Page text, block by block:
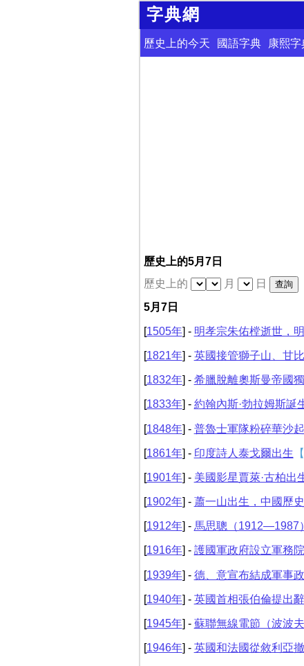
字典網
歷史上的今天 國語字典 康熙字
歷史上的5月7日
歷史上的
月
日
5月7日
[1505年] - 明孝宗朱佑樘逝世，
[1821年] - 英國接管獅子山、甘
[1832年] - 希臘脫離奧斯曼帝國
[1833年] - 約翰內斯·勃拉姆斯誕
[1848年] - 普魯士軍隊粉碎華沙
[1861年] - 印度詩人泰戈爾出生
[1901年] - 美國影星賈萊·古柏出
[1902年] - 蕭一山出生，中國歷
[1912年] - 馬思聰（1912—1987
1916年] - 護國軍政府設立軍務院
[1939年] - 德、意宣布結成軍事
[1940年] - 英國首相張伯倫提出
[1945年] - 蘇聯無線電節（波波
[1946年] - 英國和法國從敘利亞